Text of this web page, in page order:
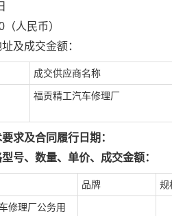
（人民币）
及成交金额：
成交供应商名称
福贡精工汽车修理厂
求及合同履行日期：
号、数量、单价、成交金额：
品牌 规
修理厂公务用